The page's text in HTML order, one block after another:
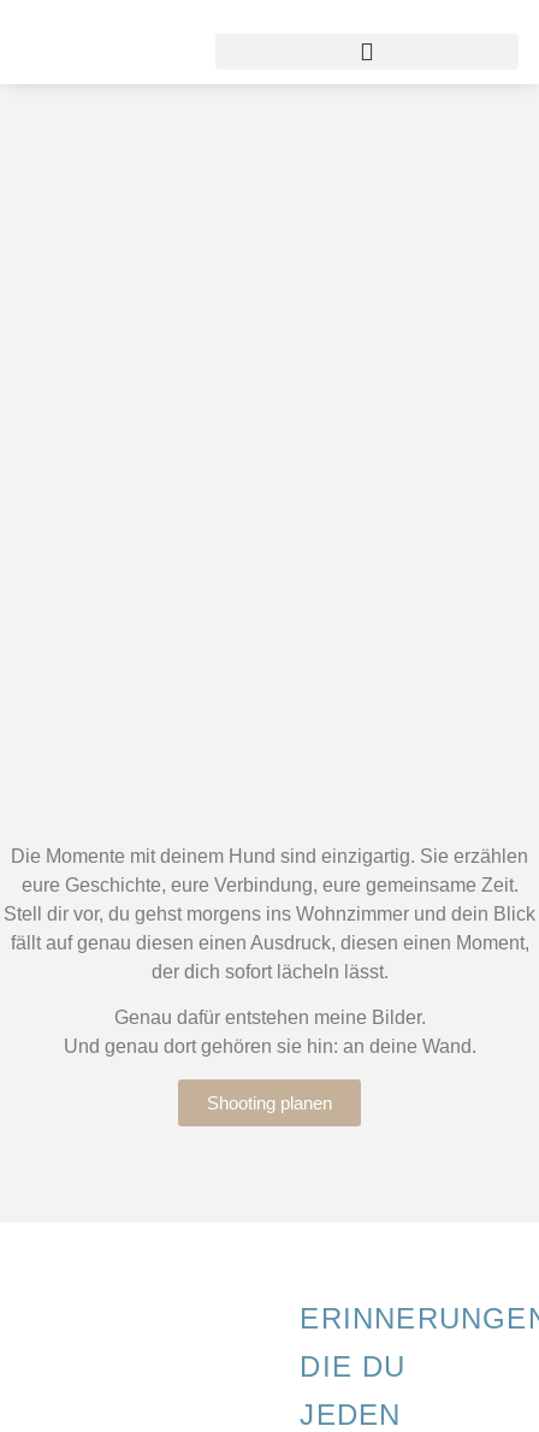
Die Momente mit deinem Hund sind einzigartig. Sie erzählen
eure Geschichte, eure Verbindung, eure gemeinsame Zeit.
Stell dir vor, du gehst morgens ins Wohnzimmer und dein Blick
fällt auf genau diesen einen Ausdruck, diesen einen Moment,
der dich sofort lächeln lässt.
Genau dafür entstehen meine Bilder.
Und genau dort gehören sie hin: an deine Wand.
Shooting planen
DIE DU
JEDEN